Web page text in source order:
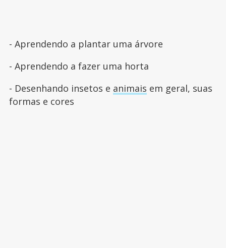
- Aprendendo a plantar uma árvore
- Aprendendo a fazer uma horta
- Desenhando insetos e animais em geral, suas
formas e cores